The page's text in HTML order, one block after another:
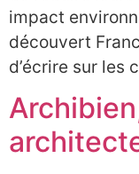
impact
découvert
d’écrire sur les